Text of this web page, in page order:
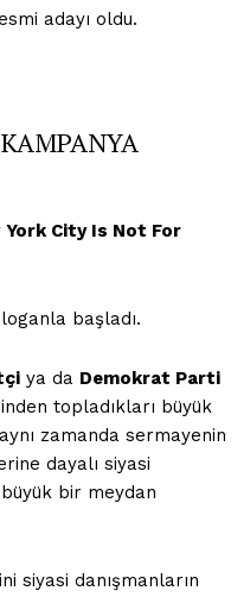
adayı oldu.
York City Is Not For
başladı.
ya da Demokrat Parti
topladıkları büyük
zamanda sermayenin
dayalı siyasi
bir meydan
siyasi danışmanların